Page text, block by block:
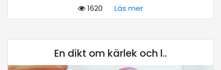
1620 Läs mer
En dikt om kärlek och l..